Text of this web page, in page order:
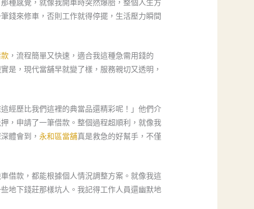
種感覺，就像我開車時突然爆胎，整個人生方
錢來修車，否則工作就得停擺，生活壓力瞬間
，流程簡單又快速，適合我這種急需用錢的
是，現代當舖早就變了樣，服務親切又透明，
經歷比我們這裡的典當品還精彩呢！」他們介
，申請了一筆借款。整個過程超順利，就像我
體會到，永和區當舖真是救急的好幫手，不僅
借款，都能根據個人情況調整方案。就像我這
地下錢莊那樣坑人。我記得工作人員還幽默地